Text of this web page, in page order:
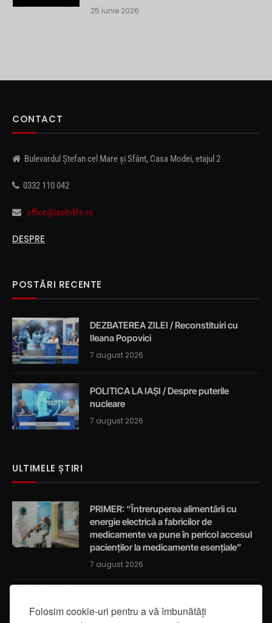
Folosim cookie-uri pentru a vă îmbunătăți
25 iunie 2026
CONTACT
Bulevardul Ștefan cel Mare și Sfânt, Casa Modei, etajul 2
0332 110 042
office@iasitvlife.ro
DESPRE
POSTĂRI RECENTE
DEZBATEREA ZILEI / Reconstituiri cu
Ileana Popovici
7 august 2026
POLITICA LA IAȘI / Despre puterile
nucleare
7 august 2026
ULTIMELE ȘTIRI
PRIMER: “Întreruperea alimentării cu
energie electrică a fabricilor de
medicamente va pune în pericol accesul
pacienților la medicamente esențiale”
7 august 2026
integrității